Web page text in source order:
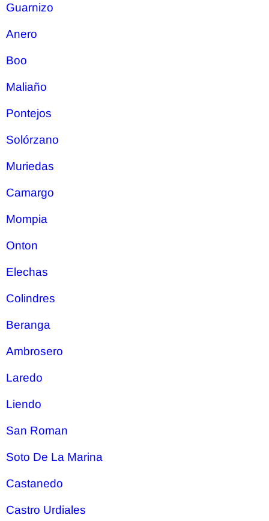
Guarnizo
Anero
Boo
Maliaño
Pontejos
Solórzano
Muriedas
Camargo
Mompia
Onton
Elechas
Colindres
Beranga
Ambrosero
Laredo
Liendo
San Roman
Soto De La Marina
Castanedo
Castro Urdiales